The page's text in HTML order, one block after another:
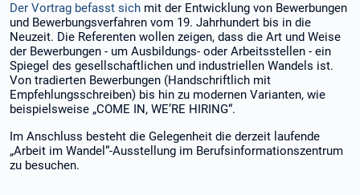
Der Vortrag befasst sich mit der Entwicklung von Bewerbungen
und Bewerbungsverfahren vom 19. Jahrhundert bis in die
Neuzeit. Die Referenten wollen zeigen, dass die Art und Weise
der Bewerbungen - um Ausbildungs- oder Arbeitsstellen - ein
Spiegel des gesellschaftlichen und industriellen Wandels ist.
Von tradierten Bewerbungen (Handschriftlich mit
Empfehlungsschreiben) bis hin zu modernen Varianten, wie
beispielsweise „COME IN, WE’RE HIRING“.
Im Anschluss besteht die Gelegenheit die derzeit laufende
„Arbeit im Wandel“-Ausstellung im Berufsinformationszentrum
zu besuchen.